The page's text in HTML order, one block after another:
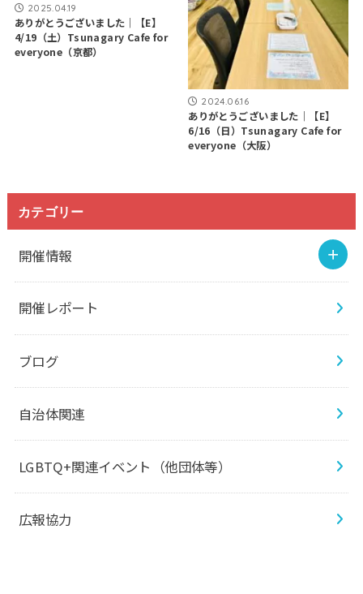
2025.04.19
ありがとうございました｜【E】
4/19（土）Tsunagary Cafe for
everyone（京都）
2024.06.16
ありがとうございました｜【E】
6/16（日）Tsunagary Cafe for
everyone（大阪）
カテゴリー
開催情報
開催レポート
ブログ
自治体関連
LGBTQ+関連イベント（他団体等）
広報協力